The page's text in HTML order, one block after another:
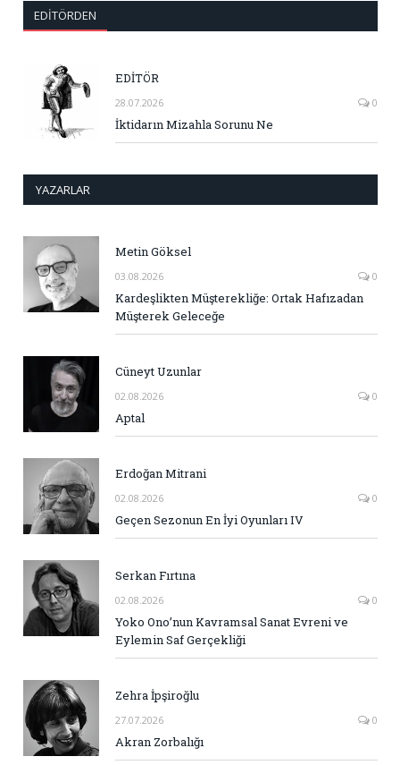
EDITÖRDEN
EDİTÖR
28.07.2026 0
İktidarın Mizahla Sorunu Ne
YAZARLAR
Metin Göksel
03.08.2026 0
Kardeşlikten Müşterekliğe: Ortak Hafızadan
Müşterek Geleceğe
Cüneyt Uzunlar
02.08.2026 0
Aptal
Erdoğan Mitrani
02.08.2026 0
Geçen Sezonun En İyi Oyunları IV
Serkan Fırtına
02.08.2026 0
Yoko Ono’nun Kavramsal Sanat Evreni ve
Eylemin Saf Gerçekliği
Zehra İpşiroğlu
27.07.2026 0
Akran Zorbalığı